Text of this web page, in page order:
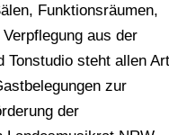
Funktionsräumen,
aus der
steht allen
zur
der